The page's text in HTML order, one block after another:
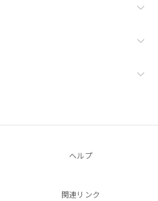
ヘルプ
関連リンク